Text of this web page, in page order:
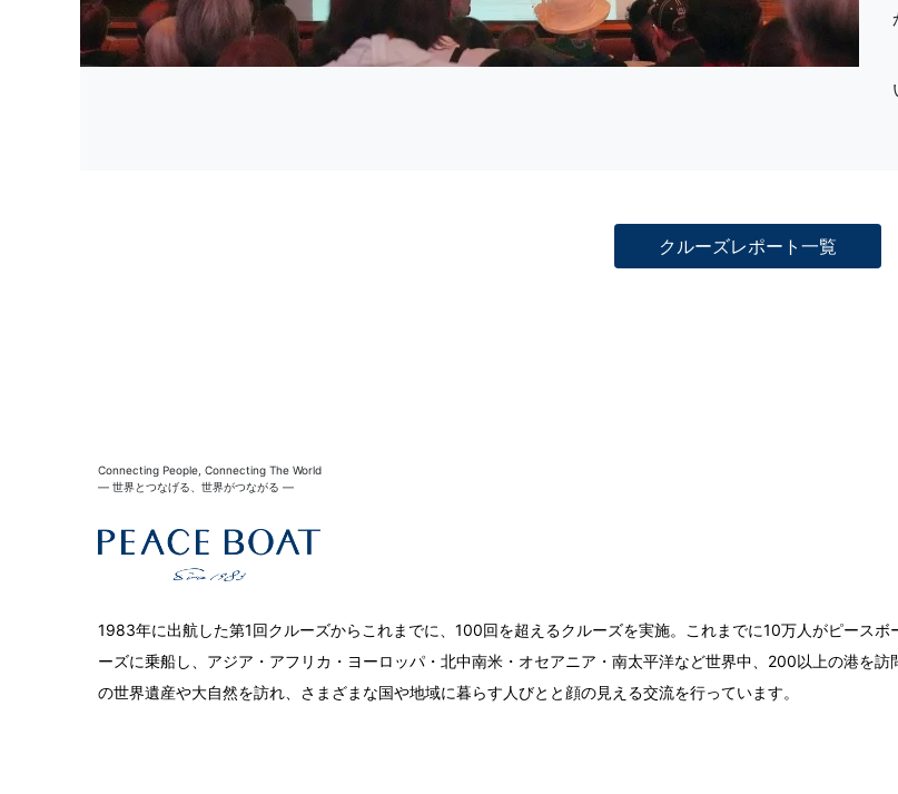
クルーズレポート一覧
Connecting People, Connecting The World
― 世界とつなげる、世界がつながる ―
1983年に出航した第1回クルーズからこれまでに、100回を超えるクルーズを実施。これまでに10万人がピースボ
ーズに乗船し、アジア・アフリカ・ヨーロッパ・北中南米・オセアニア・南太平洋など世界中、200以上の港を訪
の世界遺産や大自然を訪れ、さまざまな国や地域に暮らす人びとと顔の見える交流を行っています。